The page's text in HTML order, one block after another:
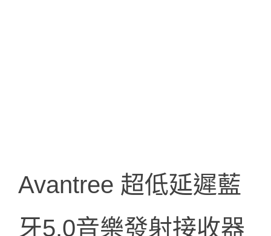
Avantree 超低延遲藍
牙5.0音樂發射接收器